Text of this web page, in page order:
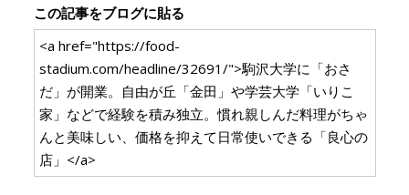
この記事をブログに貼る
<a href="https://food-
stadium.com/headline/32691/">駒沢大学に「おさ
だ」が開業。自由が丘「金田」や学芸大学「いりこ
家」などで経験を積み独立。慣れ親しんだ料理がちゃ
んと美味しい、価格を抑えて日常使いできる「良心の
店」</a>